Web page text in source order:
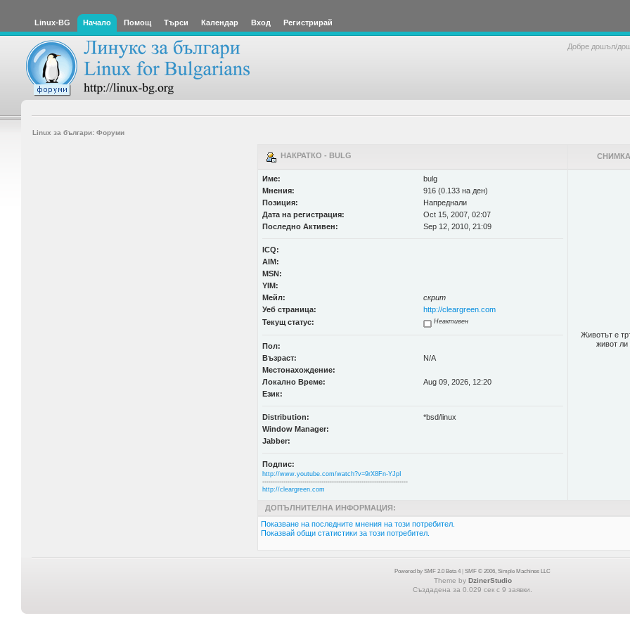
Linux-BG Начало Помощ Търси Календар Вход Регистрирай
Добре дошъл/
Linux за българи: Форуми
НАКРАТКО - BULG
Име:
bulg
Мнения:
916 (0.133 на ден)
Позиция:
Напреднали
Дата на регистрация:
Oct 15, 2007, 02:07
Последно Активен:
Sep 12, 2010, 21:09
ICQ:
AIM:
MSN:
YIM:
Мейл:
скрит
Уеб страница:
http://cleargreen.com
Текущ статус:
Неактивен
Пол:
Възраст:
N/A
Местонахождение:
Локално Време:
Aug 09, 2026, 12:20
Език:
Distribution:
*bsd/linux
Window Manager:
Jabber:
Подпис:
http://www.youtube.com/watch?v=9rX8Fn-YJpI
---------------------------------------------------------------------
http://cleargreen.com
Животът е
живот ли
ДОПЪЛНИТЕЛНА ИНФОРМАЦИЯ:
Показване на последните мнения на този потребител.
Показвай общи статистики за този потребител.
Powered by SMF 2.0 Beta 4 SMF © 2006, Simple Machines LLC
Theme by DzinerStudio
Създадена за 0.029 сек с 9 заявки.